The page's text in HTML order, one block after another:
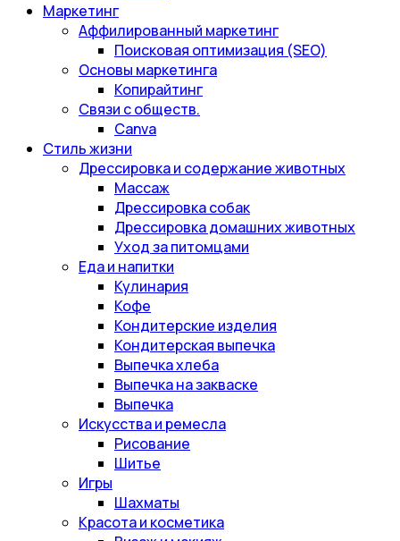
Маркетинг
Аффилированный маркетинг
Поисковая оптимизация (SEO)
Основы маркетинга
Копирайтинг
Связи с обществ.
Canva
Стиль жизни
Дрессировка и содержание животных
Массаж
Дрессировка собак
Дрессировка домашних животных
Уход за питомцами
Еда и напитки
Кулинария
Кофе
Кондитерские изделия
Кондитерская выпечка
Выпечка хлеба
Выпечка на закваске
Выпечка
Искусства и ремесла
Рисование
Шитье
Игры
Шахматы
Красота и косметика